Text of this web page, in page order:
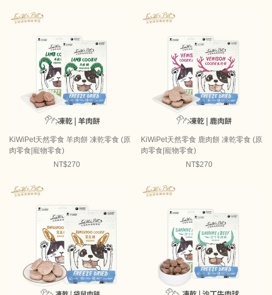
KiWiPet天然零食 羊肉餅 凍乾零食 (原
肉零食|寵物零食)
NT$270
KiWiPet天然零食 鹿肉餅 凍乾零食 (原
肉零食|寵物零食)
NT$270